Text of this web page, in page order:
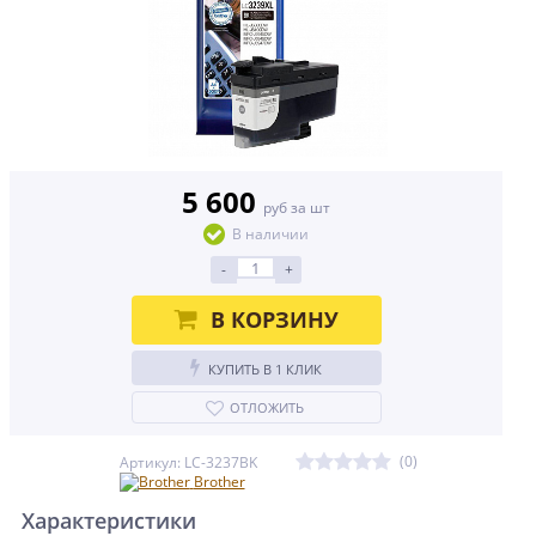
5 600 руб за шт
В наличии
-
+
В КОРЗИНУ
КУПИТЬ В 1 КЛИК
ОТЛОЖИТЬ
Артикул: LC-3237BK
(0)
Brother
Характеристики